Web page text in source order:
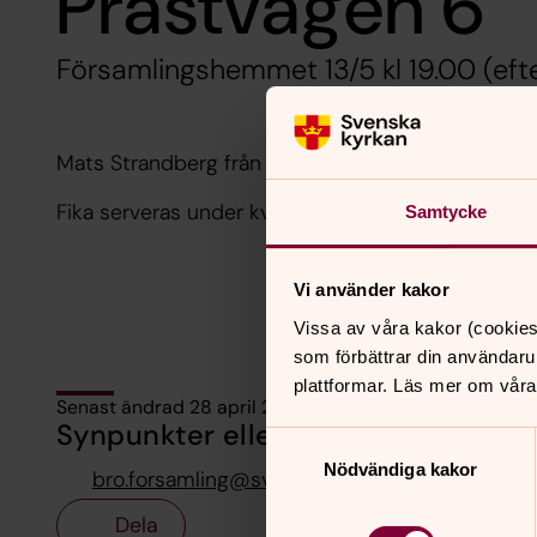
Samtycke
Vi använder kakor
Vissa av våra kakor
som förbättrar din
plattformar. Läs mer om
Samtyckesval
Nödvändiga kakor
Församlingshemmet 13/5 kl 19.00
Mats Strandberg från Radiosporten underhåller
Fika serveras under kvällen
Senast ändrad 28 april 2026
Synpunkter eller frågor på sidans
bro.forsamling@svenskakyrkan.se
Dela